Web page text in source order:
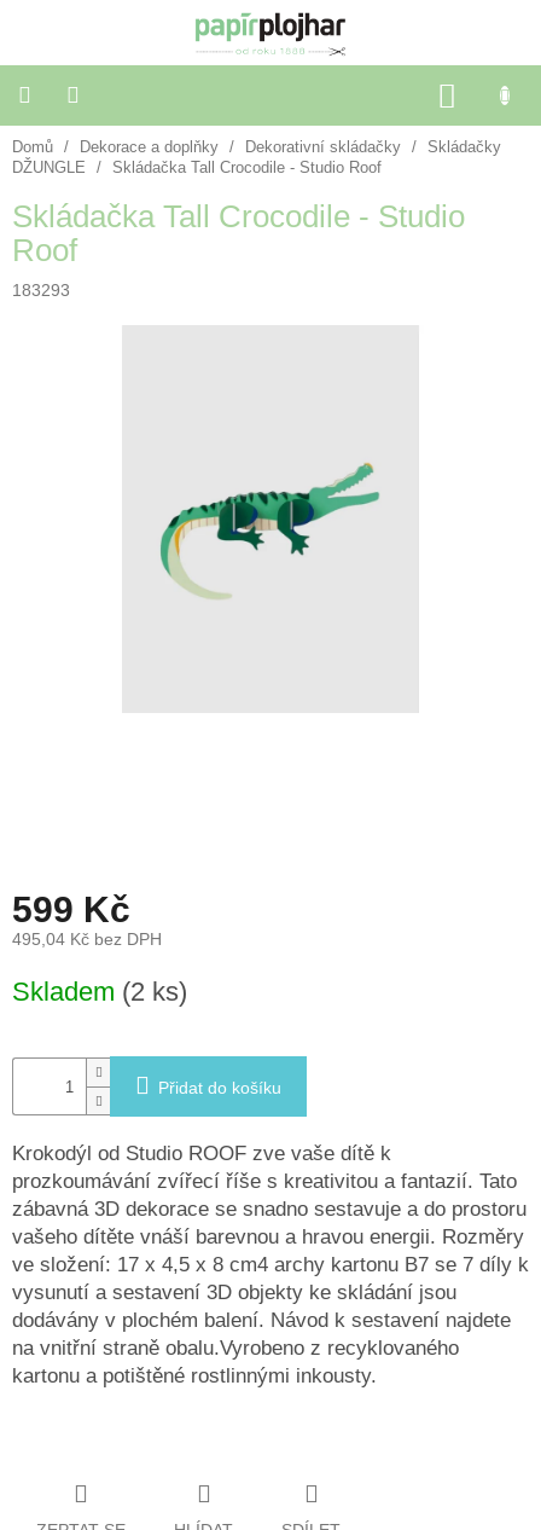
KOŠÍK
Balení
dárků
Dekorace
a
doplňky
Přihlášení
Domů / Dekorace a doplňky / Dekorativní skládačky /
Skládačky
DŽUNGLE
/ Skládačka Tall Crocodile - Studio Roof
Skládačka Tall Crocodile - Studio
Roof
183293
599 Kč
495,04 Kč bez DPH
cena:
Skladem (2 ks)
Přidat do košíku
Krokodýl od Studio ROOF zve vaše dítě k
prozkoumávání zvířecí říše s kreativitou a fantazií. Tato
zábavná 3D dekorace se snadno sestavuje a do prostoru
vašeho dítěte vnáší barevnou a hravou energii. Rozměry
ve složení: 17 x 4,5 x 8 cm4 archy kartonu B7 se 7 díly k
vysunutí a sestavení 3D objekty ke skládání jsou
dodávány v plochém balení. Návod k sestavení najdete
na vnitřní straně obalu.Vyrobeno z recyklovaného
kartonu a potištěné rostlinnými inkousty.